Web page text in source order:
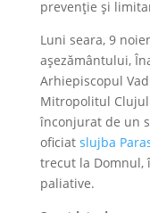
prevenție şi
Luni seara, 9
așezământului,
Arhiepiscopul
Mitropolitul
înconjurat de un
oficiat slujba
trecut la
paliative.